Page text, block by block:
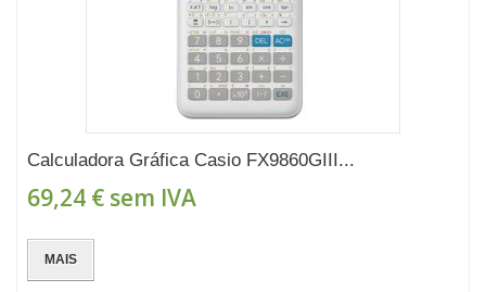
Calculadora Gráfica Casio FX9860GIII...
69,24 € sem IVA
MAIS